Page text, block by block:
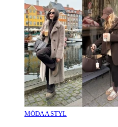
MÓDA A STYL